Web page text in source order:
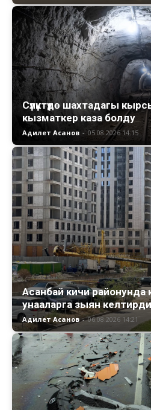
Сүлүктүдө шахтадагы
кызматкер каза болду
Адилет Асанов - 05.08.2026 14:15
Асанбай кичи районунда
унааларга зыян келтирди
Адилет Асанов - 06.08.2026 14:21